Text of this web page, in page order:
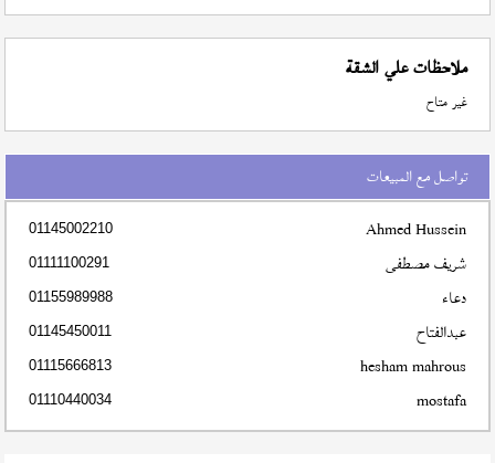
ملاحظات علي الشقة
غير متاح
تواصل مع المبيعات
Ahmed Hussein
01145002210
شريف مصطفى 01111100291
دعاء 01155989988
عبدالفتاح 01145450011
hesham mahrous
01115666813
mostafa
01110440034